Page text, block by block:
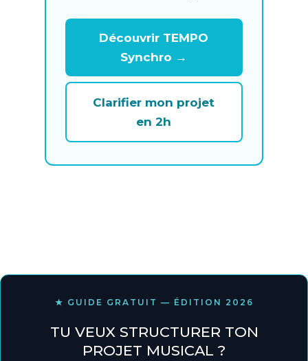
Découvrir TEMPO
Synchro →
Clarifier mon projet
en 2h
★ GUIDE GRATUIT — ÉDITION 2026
TU VEUX STRUCTURER TON
PROJET MUSICAL ?